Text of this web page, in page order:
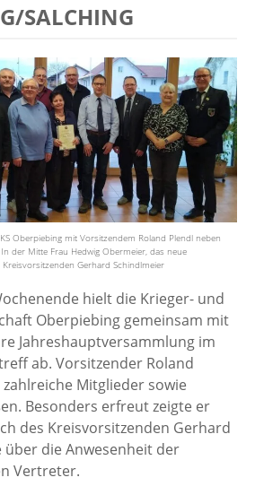
SALCHING
Oberpiebing mit Vorsitzendem Roland Plendl neben
der Mitte Frau Hedwig Obermeier, das neue
Gerhard Schindlmeier
hielt die Krieger- und
Oberpiebing gemeinsam mit
Jahreshauptversammlung im
ab. Vorsitzender Roland
Mitglieder sowie
Besonders erfreut zeigte er
des Kreisvorsitzenden Gerhard
über die Anwesenheit der
Vertreter.